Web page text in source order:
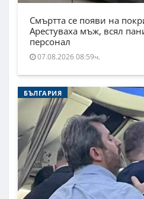
Смъртта се появи на
Арестуваха мъж, всял
персонал
07.08.2026 08:59ч.
БЪЛГАРИЯ